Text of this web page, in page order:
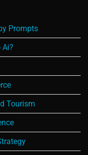
Prompts
Ai?
Tourism